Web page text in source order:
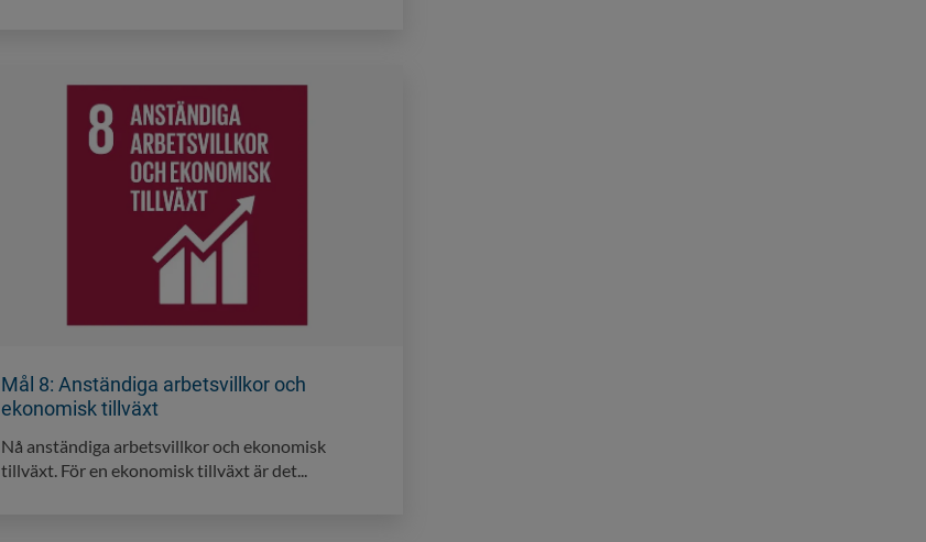
Mål 8: Anständiga arbetsvillkor och
ekonomisk tillväxt
Nå anständiga arbetsvillkor och ekonomisk
tillväxt. För en ekonomisk tillväxt är det...